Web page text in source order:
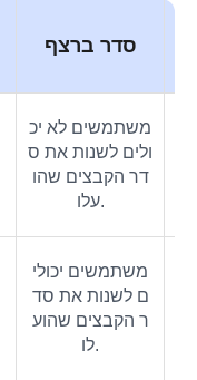
סדר ברצף
משתמשים לא יכ
ולים לשנות את ס
דר הקבצים שהו
עלו.
משתמשים יכולי
ם לשנות את סד
ר הקבצים שהוע
לו.